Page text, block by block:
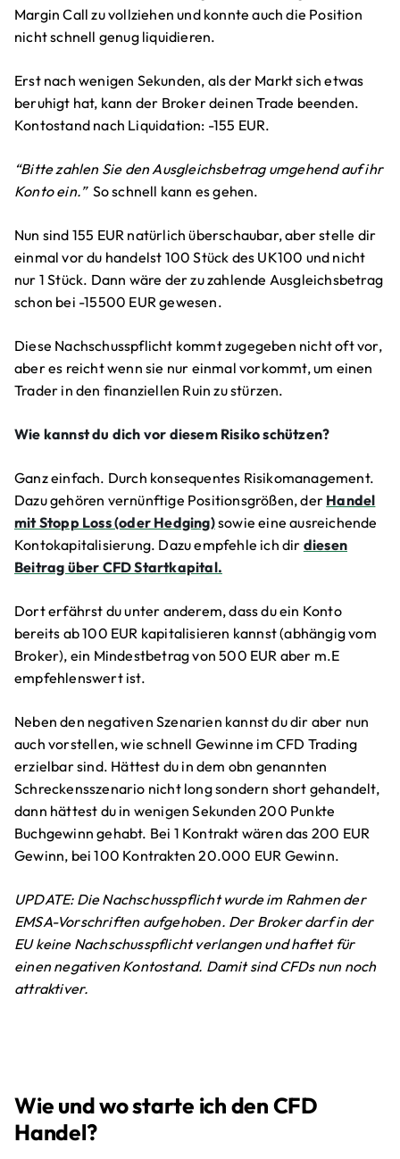
Margin Call zu vollziehen und konnte auch die Position
nicht schnell genug liquidieren.
Erst nach wenigen Sekunden, als der Markt sich etwas
beruhigt hat, kann der Broker deinen Trade beenden.
Kontostand nach Liquidation: -155 EUR.
“Bitte zahlen Sie den Ausgleichsbetrag umgehend auf ihr
Konto ein.”So schnell kann es gehen.
Nun sind 155 EUR natürlich überschaubar, aber stelle dir
einmal vor du handelst 100 Stück des UK100 und nicht
nur 1 Stück. Dann wäre der zu zahlende Ausgleichsbetrag
schon bei -15500 EUR gewesen.
Diese Nachschusspflicht kommt zugegeben nicht oft vor,
aber es reicht wenn sie nur einmal vorkommt, um einen
Trader in den finanziellen Ruin zu stürzen.
Wie kannst du dich vor diesem Risiko schützen?
Ganz einfach. Durch konsequentes Risikomanagement.
Dazu gehören vernünftige Positionsgrößen, der Handel
mit Stopp Loss (oder Hedging)sowie eine ausreichende
Kontokapitalisierung. Dazu empfehle ich dir diesen
Beitrag über CFD Startkapital.
Dort erfährst du unter anderem, dass du ein Konto
bereits ab 100 EUR kapitalisieren kannst (abhängig vom
Broker), ein Mindestbetrag von 500 EUR aber m.E
empfehlenswert ist.
Neben den negativen Szenarien kannst du dir aber nun
auch vorstellen, wie schnell Gewinne im CFD Trading
erzielbar sind. Hättest du in dem obn genannten
Schreckensszenario nicht long sondern short gehandelt,
dann hättest du in wenigen Sekunden 200 Punkte
Buchgewinn gehabt. Bei 1 Kontrakt wären das 200 EUR
Gewinn, bei 100 Kontrakten 20.000 EUR Gewinn.
UPDATE: Die Nachschusspflicht wurde im Rahmen der
EMSA-Vorschriften aufgehoben. Der Broker darf in der
EU keine Nachschusspflicht verlangen und haftet für
einen negativen Kontostand. Damit sind CFDs nun noch
attraktiver.
Wie und wo starte ich den CFD
Handel?